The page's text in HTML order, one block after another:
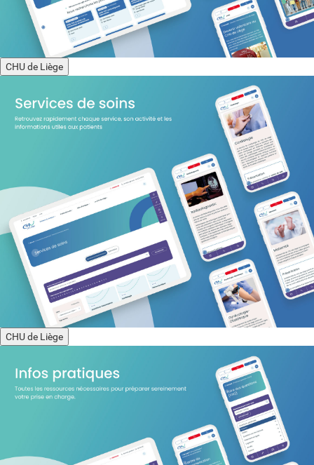
CHU de Liège
CHU de Liège